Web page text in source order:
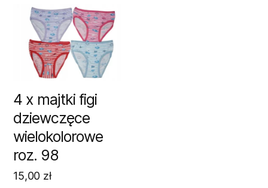
4 x majtki figi
dziewczęce
wielokolorowe
roz. 98
15,00 zł